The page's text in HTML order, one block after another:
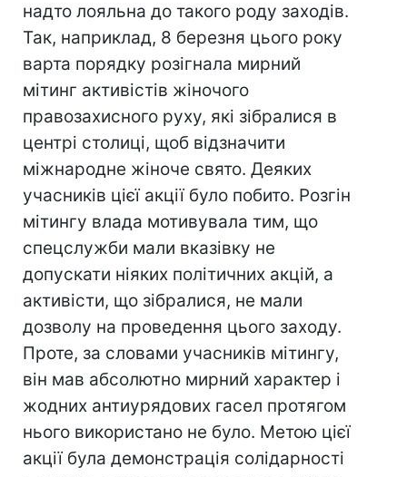
надто лояльна до такого роду заходів.
Так, наприклад, 8 березня цього року
варта порядку розігнала мирний
мітинг активістів жіночого
правозахисного руху, які зібралися в
центрі столиці, щоб відзначити
міжнародне жіноче свято. Деяких
учасників цієї акції було побито. Розгін
мітингу влада мотивувала тим, що
спецслужби мали вказівку не
допускати ніяких політичних акцій, а
активісти, що зібралися, не мали
дозволу на проведення цього заходу.
Проте, за словами учасників мітингу,
він мав абсолютно мирний характер і
жодних антиурядових гасел протягом
нього використано не було. Метою цієї
акції була демонстрація солідарності